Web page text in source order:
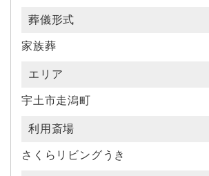
葬儀形式
家族葬
エリア
宇土市走潟町
利用斎場
さくらリビングうき